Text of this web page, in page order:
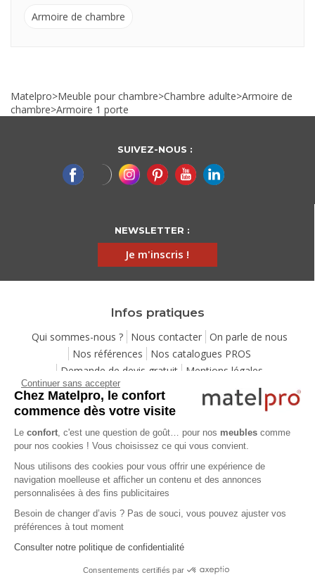
Armoire de chambre
Matelpro>Meuble pour chambre>Chambre adulte>Armoire de
chambre>Armoire 1 porte
SUIVEZ-NOUS :
NEWSLETTER :
Je m'inscris !
Infos pratiques
Qui sommes-nous ? Nous contacter
On parle de nous
Nos références
Nos catalogues PROS
Demande de devis gratuit
Mentions légales
Conditions générales de vente
Protection de la vie privée
Gestion des cookies
Utilisation de l'IA
Eco-participation
Pack Sérénité Cartes cadeaux
Codes promos
Location de mobilier professionnel
Aide
Foire Aux Questions
Méthodes de livraison
Service après-vente
Vos avantages Guides d'achat Lexique
Continuer sans accepter
Chez Matelpro, le confort
commence dès votre visite
Le confort, c'est une question de goût… pour nos meubles comme
pour nos cookies ! Vous choisissez ce qui vous convient.
Nous utilisons des cookies pour vous offrir une expérience de
navigation moelleuse et afficher un contenu et des annonces
personnalisées à des fins publicitaires
Besoin de changer d’avis ? Pas de souci, vous pouvez ajuster vos
préférences à tout moment
Consulter notre politique de confidentialité
Consentements certifiés par